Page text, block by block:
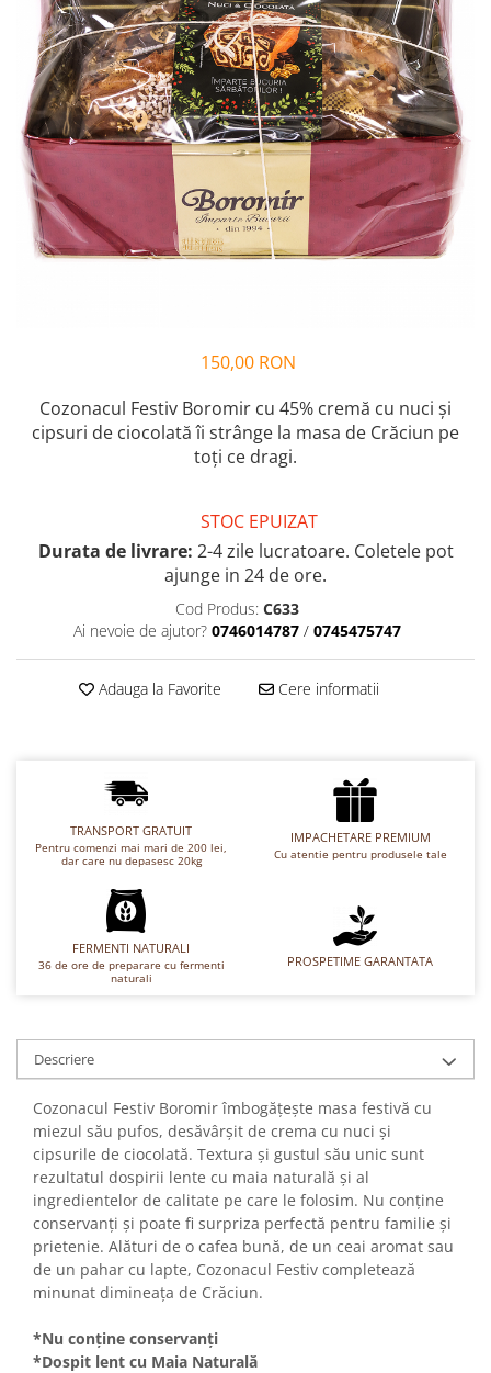
Cozo-Bun
Cozonac Cadou
Cozonac cu Unt
Cozonac Royal
Cozonac Mos Craciun
Cozonac Duofino
Cozonac Imperial
Cofetarie
Ciocolata
Chec
Checurile Royal
Prajituri Fabrica de Amandine
Prajituri nuci
Rulade
Prajitura ingerilor
Prajituri de Craciun
Torturi ambalate
Chec mini
Turta dulce de Sibiu
Turta dulce cu miere
Croissant
Croissant Duofino
Croissant cu maia
Cornulete
Boromele
Cornulete fragede
Pasca
Cereale
150,00 RON
Cozonacul Festiv Boromir cu 45% cremă cu nuci și
cipsuri de ciocolată îi strânge la masa de Crăciun pe
toți ce dragi.
STOC EPUIZAT
Durata de livrare: 2-4 zile lucratoare. Coletele pot
ajunge in 24 de ore.
Cod Produs: C633
Ai nevoie de ajutor? 0746014787 / 0745475747
Adauga la Favorite Cere informatii
TRANSPORT GRATUIT
Pentru comenzi mai mari de 200 lei,
dar care nu depasesc 20kg
IMPACHETARE PREMIUM
Cu atentie pentru produsele tale
FERMENTI NATURALI
36 de ore de preparare cu fermenti
naturali
PROSPETIME GARANTATA
Descriere
Cozonacul Festiv Boromir îmbogățește masa festivă cu
miezul său pufos, desăvârșit de crema cu nuci și
cipsurile de ciocolată. Textura și gustul său unic sunt
rezultatul dospirii lente cu maia naturală și al
ingredientelor de calitate pe care le folosim. Nu conține
conservanți și poate fi surpriza perfectă pentru familie și
prietenie. Alături de o cafea bună, de un ceai aromat sau
de un pahar cu lapte, Cozonacul Festiv completează
minunat dimineața de Crăciun.
*Nu conține conservanți
*Dospit lent cu Maia Naturală